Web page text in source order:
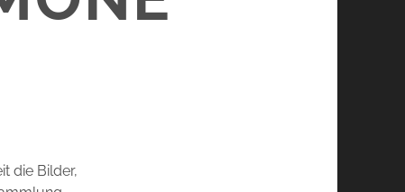
die Bilder,